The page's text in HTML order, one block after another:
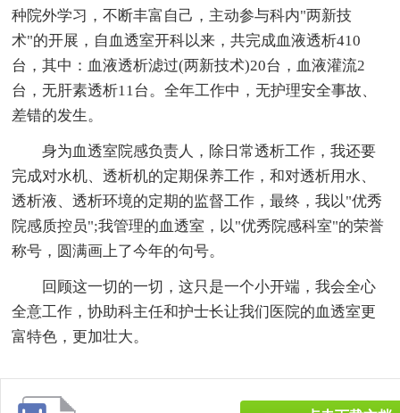
种院外学习，不断丰富自己，主动参与科内"两新技
术"的开展，自血透室开科以来，共完成血液透析410
台，其中：血液透析滤过(两新技术)20台，血液灌流2
台，无肝素透析11台。全年工作中，无护理安全事故、
差错的发生。
身为血透室院感负责人，除日常透析工作，我还要
完成对水机、透析机的定期保养工作，和对透析用水、
透析液、透析环境的定期的监督工作，最终，我以"优秀
院感质控员";我管理的血透室，以"优秀院感科室"的荣誉
称号，圆满画上了今年的句号。
回顾这一切的一切，这只是一个小开端，我会全心
全意工作，协助科主任和护士长让我们医院的血透室更
富特色，更加壮大。